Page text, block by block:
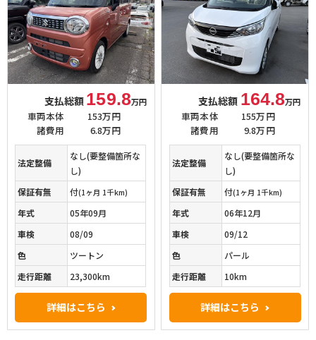
支払総額 159.8万円
車両本体
153万円
諸費用
6.8万円
法定整備
なし(要整備箇所な
し)
保証有無
付(1ヶ月 1千km)
年式
05年09月
車検
08/09
色
ツートン
走行距離
23,300km
詳細はこちら
支払総額 164.8万円
車両本体
155万円
諸費用
9.8万円
法定整備
なし(要整備箇所な
し)
保証有無
付(1ヶ月 1千km)
年式
06年12月
車検
09/12
色
パール
走行距離
10km
詳細はこちら